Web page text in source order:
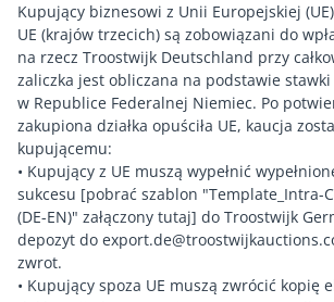
Kupujący biznesowi z Unii Europejskiej
UE (krajów trzecich) są zobowiązani do
na rzecz Troostwijk Deutschland przy
zaliczka jest obliczana na podstawie stawki
w Republice Federalnej Niemiec. Po
zakupiona działka opuściła UE, kaucja
kupującemu:
• Kupujący z UE muszą wypełnić
sukcesu [pobrać szablon "Template_Intra-
(DE-EN)" załączony tutaj] do Troostwijk
depozyt do
zwrot.
• Kupujący spoza UE muszą zwrócić kopię